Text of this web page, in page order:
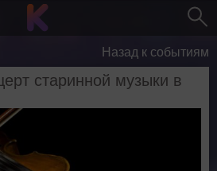
Назад к событиям
старинной музыки в